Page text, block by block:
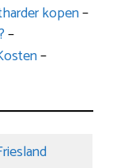
kopen–
–
–